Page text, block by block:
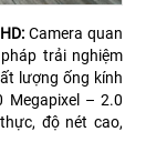
Camera quan
trải nghiệm
lượng ống kính
– 2.0
độ nét cao,